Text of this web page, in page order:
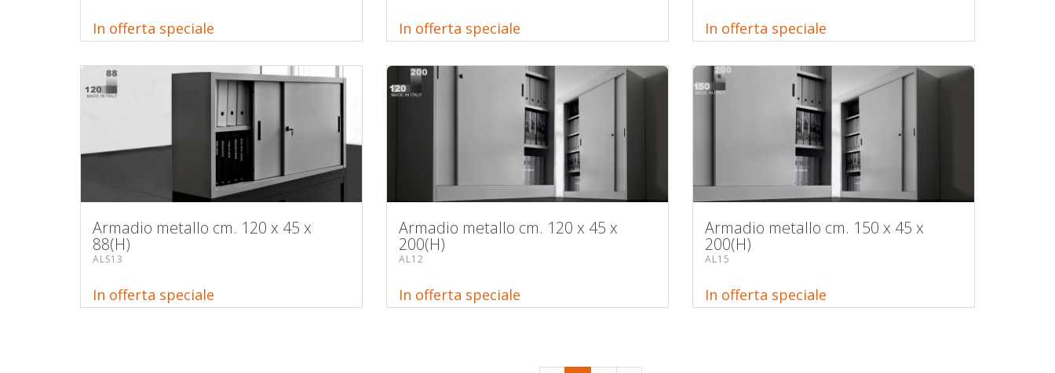
In offerta speciale In offerta speciale In offerta speciale
Armadio metallo cm. 120 x 45 x
88(H)
ALS13
In offerta speciale
Armadio metallo cm. 120 x 45 x
200(H)
AL12
In offerta speciale
Armadio metallo cm. 150 x 45 x
200(H)
AL15
In offerta speciale